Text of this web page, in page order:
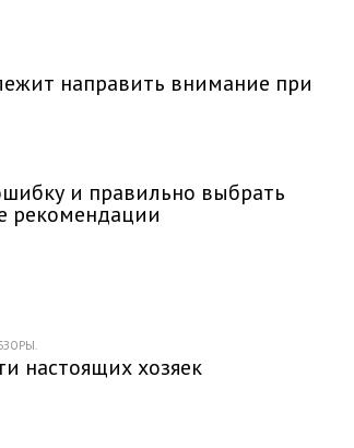
направить внимание при
и правильно выбрать
рекомендации
настоящих хозяек